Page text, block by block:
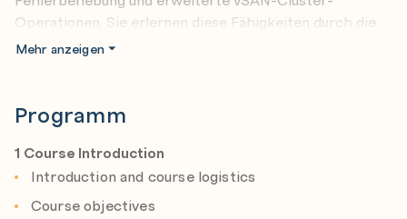
Operationen. Sie erlernen diese Fähigkeiten durch die
Absolvierung von Aktivitäten unter Anleitung und durch
Am Ende des Trainings sollten Sie in der Lage sein, die
folgenden Ziele zu erreichen:
Beschreiben Sie vSAN-Konzepte
Detaillierte Beschreibung der vSAN-Architektur und
-Komponenten
Mehr anzeigen
Programm
1 Course Introduction
Introduction and course logistics
Course objectives